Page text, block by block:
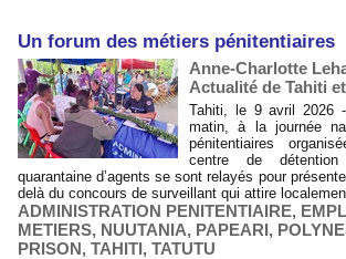
​Un forum des métiers pénitentiaires
Anne-Charlotte
Actualité de Tahiti
Tahiti, le 9 avril 2026
matin, à la journée
pénitentiaires
centre de
quarantaine d’agents se sont relayés pour
delà du concours de surveillant qui attire
ADMINISTRATION PENITENTIAIRE,
METIERS, NUUTANIA, PAPEARI,
PRISON, TAHITI, TATUTU